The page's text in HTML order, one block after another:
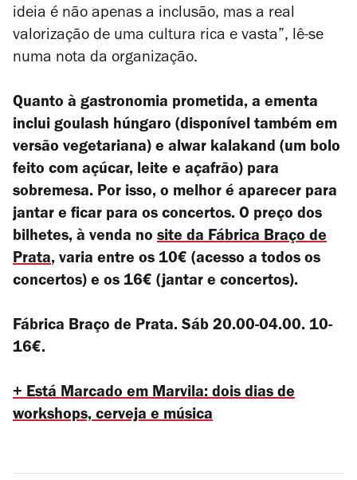
ideia é não apenas a inclusão, mas a real
valorização de uma cultura rica e vasta”, lê-se
numa nota da organização.
Quanto à gastronomia prometida, a ementa
inclui goulash húngaro (disponível também em
versão vegetariana) e alwar kalakand (um bolo
feito com açúcar, leite e açafrão) para
sobremesa. Por isso, o melhor é aparecer para
jantar e ficar para os concertos. O preço dos
bilhetes, à venda no site da Fábrica Braço de
Prata, varia entre os 10€ (acesso a todos os
concertos) e os 16€ (jantar e concertos).
Fábrica Braço de Prata. Sáb 20.00-04.00. 10-
16€.
+ Está Marcado em Marvila: dois dias de
workshops, cerveja e música